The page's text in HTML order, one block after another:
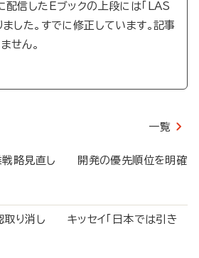
信したEブックの上段には「LAS
した。すでに修正しています。記事
せん。
一覧
業戦略見直し 開発の優先順位を明確
取り消し キッセイ「日本では引き